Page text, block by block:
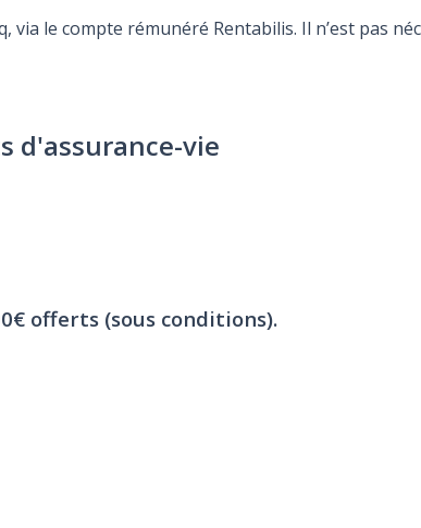
le compte rémunéré Rentabilis. Il n’est pas
d'assurance-vie
offerts (sous conditions).